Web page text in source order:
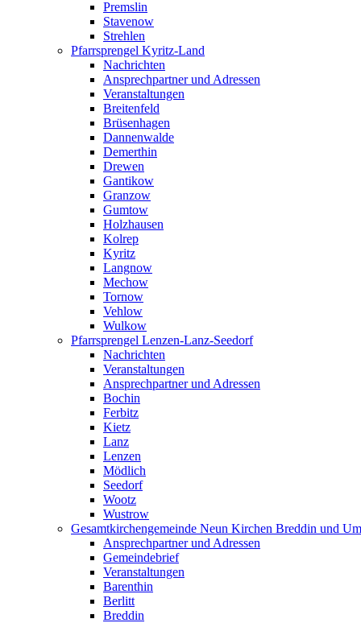
Premslin
Stavenow
Strehlen
Pfarrsprengel Kyritz-Land
Nachrichten
Ansprechpartner und Adressen
Veranstaltungen
Breitenfeld
Brüsenhagen
Dannenwalde
Demerthin
Drewen
Gantikow
Granzow
Gumtow
Holzhausen
Kolrep
Kyritz
Langnow
Mechow
Tornow
Vehlow
Wulkow
Pfarrsprengel Lenzen-Lanz-Seedorf
Nachrichten
Veranstaltungen
Ansprechpartner und Adressen
Bochin
Ferbitz
Kietz
Lanz
Lenzen
Mödlich
Seedorf
Wootz
Wustrow
Gesamtkirchengemeinde Neun Kirchen Breddin und
Ansprechpartner und Adressen
Gemeindebrief
Veranstaltungen
Barenthin
Berlitt
Breddin